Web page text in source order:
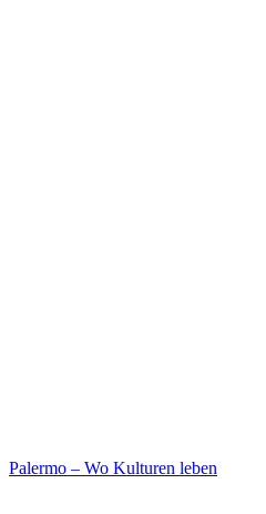
Palermo – Wo Kulturen leben